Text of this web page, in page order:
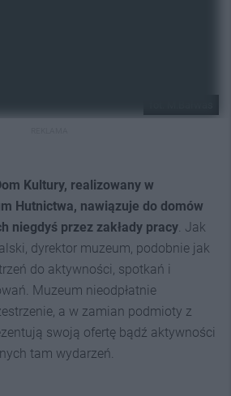
Kultury, realizowany w
Hutnictwa, nawiązuje do domów
niegdyś przez zakłady pracy . Jak
dyrektor muzeum, podobnie jak
do aktywności, spotkań i
Muzeum nieodpłatnie
a w zamian podmioty z
swoją ofertę bądź aktywności
tam wydarzeń.